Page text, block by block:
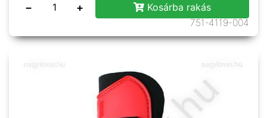
− +
Kosárba rakás
751-4119-004